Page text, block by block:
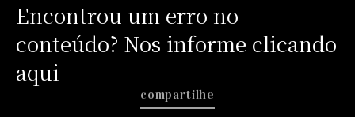
Encontrou um erro no
conteúdo? Nos informe clicando
aqui
compartilhe